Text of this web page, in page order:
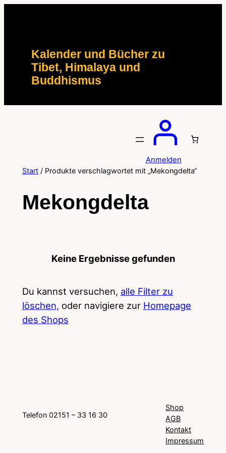
Kalender und Bücher zu
Tibet, Himalaya und
Buddhismus
Anmelden
Start/ Produkte verschlagwortet mit „Mekongdelta“
Mekongdelta
Keine Ergebnisse gefunden
Du kannst versuchen, alle Filter zu
löschen, oder navigiere zur Homepage
des Shops
Telefon 02151 – 33 16 30
Shop
AGB
Kontakt
Impressum